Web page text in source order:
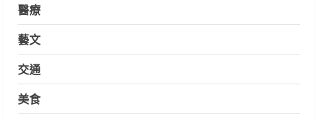
醫療
藝文
交通
美食